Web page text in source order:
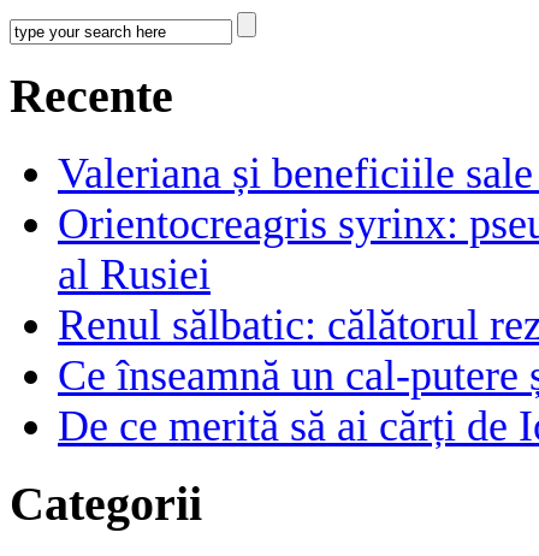
Recente
Valeriana și beneficiile
Orientocreagris syrinx:
al Rusiei
Renul sălbatic: călătorul
Ce înseamnă un cal-putere
De ce merită să ai cărți de
Categorii